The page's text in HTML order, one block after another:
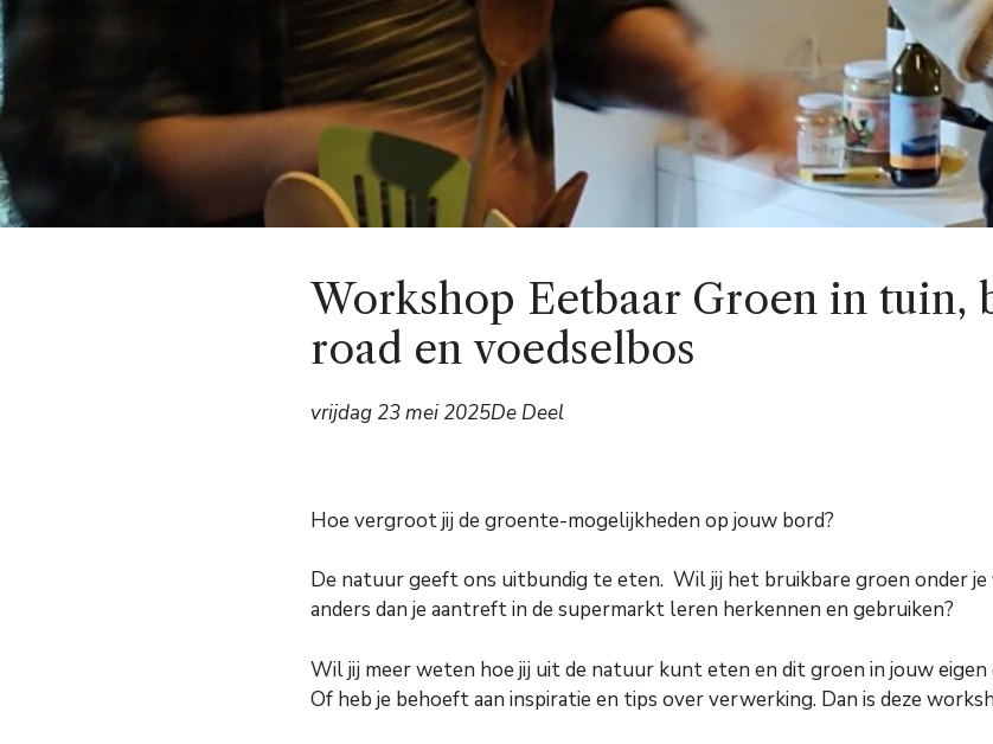
Workshop Eetbaar Groen in tuin,
road en voedselbos
vrijdag 23 mei 2025De Deel
Hoe vergroot jij de groente-mogelijkheden op jouw bord?
De natuur geeft ons uitbundig te eten. Wil jij het bruikbare groen onder je
anders dan je aantreft in de supermarkt leren herkennen en gebruiken?
Wil jij meer weten hoe jij uit de natuur kunt eten en dit groen in jouw
Of heb je behoeft aan inspiratie en tips over verwerking. Dan is deze